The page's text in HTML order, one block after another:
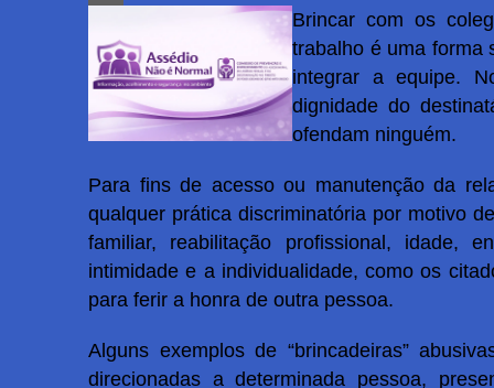
Brincar com os
trabalho é uma forma
integrar a equipe.
dignidade do
ofendam ninguém.
Para fins de acesso ou manutenção da
qualquer prática discriminatória por motivo
familiar, reabilitação profissional, idade,
intimidade e a individualidade, como os
para ferir a honra de outra pessoa.
Alguns exemplos de “brincadeiras”
direcionadas a determinada pessoa,